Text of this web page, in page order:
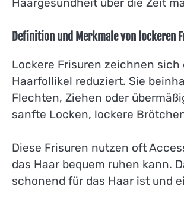
Haargesundheit über die Zeit
Definition und Merkmale von lockeren
Lockere Frisuren zeichnen
Haarfollikel reduziert. Sie
Flechten, Ziehen oder
sanfte Locken, lockere
Diese Frisuren nutzen oft
das Haar bequem ruhen kann.
schonend für das Haar ist und